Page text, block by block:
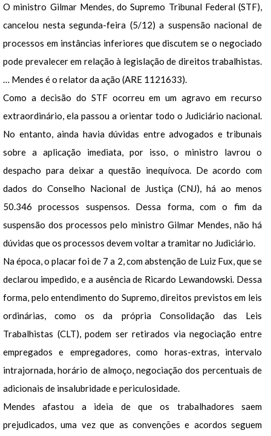
O ministro Gilmar Mendes, do Supremo Tribunal Federal (STF),
cancelou nesta segunda-feira (5/12) a suspensão nacional de
processos em instâncias inferiores que discutem se o negociado
pode prevalecer em relação à legislação de direitos trabalhistas.
… Mendes é o relator da ação (ARE 1121633).
Como a decisão do STF ocorreu em um agravo em recurso
extraordinário, ela passou a orientar todo o Judiciário nacional.
No entanto, ainda havia dúvidas entre advogados e tribunais
sobre a aplicação imediata, por isso, o ministro lavrou o
despacho para deixar a questão inequívoca. De acordo com
dados do Conselho Nacional de Justiça (CNJ), há ao menos
50.346 processos suspensos. Dessa forma, com o fim da
suspensão dos processos pelo ministro Gilmar Mendes, não há
dúvidas que os processos devem voltar a tramitar no Judiciário.
Na época, o placar foi de 7 a 2, com abstenção de Luiz Fux, que se
declarou impedido, e a ausência de Ricardo Lewandowski. Dessa
forma, pelo entendimento do Supremo, direitos previstos em leis
ordinárias, como os da própria Consolidação das Leis
Trabalhistas (CLT), podem ser retirados via negociação entre
empregados e empregadores, como horas-extras, intervalo
intrajornada, horário de almoço, negociação dos percentuais de
adicionais de insalubridade e periculosidade.
Mendes afastou a ideia de que os trabalhadores saem
prejudicados, uma vez que as convenções e acordos seguem